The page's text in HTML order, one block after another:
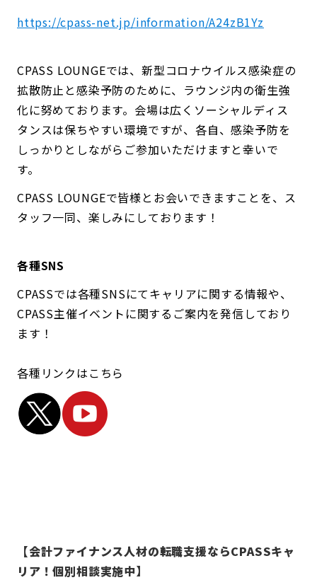
https://cpass-net.jp/information/A24zB1Yz
CPASS LOUNGEでは、新型コロナウイルス感染症の
拡散防止と感染予防のために、ラウンジ内の衛生強
化に努めております。会場は広くソーシャルディス
タンスは保ちやすい環境ですが、各自、感染予防を
しっかりとしながらご参加いただけますと幸いで
す。
CPASS LOUNGEで皆様とお会いできますことを、ス
タッフ一同、楽しみにしております！
各種SNS
CPASSでは各種SNSにてキャリアに関する情報や、
CPASS主催イベントに関するご案内を発信しており
ます！
各種リンクはこちら
【会計ファイナンス人材の転職支援ならCPASSキャ
リア！個別相談実施中】